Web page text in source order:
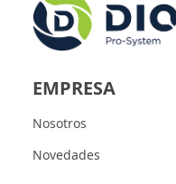
EMPRESA
Nosotros
Novedades